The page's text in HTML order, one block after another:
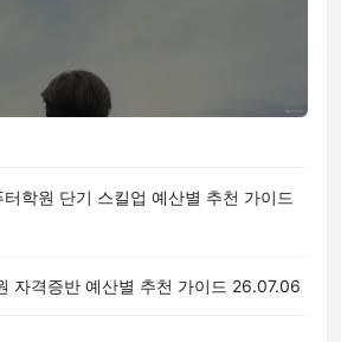
학원 단기 스킬업 예산별 추천 가이드
자격증반 예산별 추천 가이드 26.07.06